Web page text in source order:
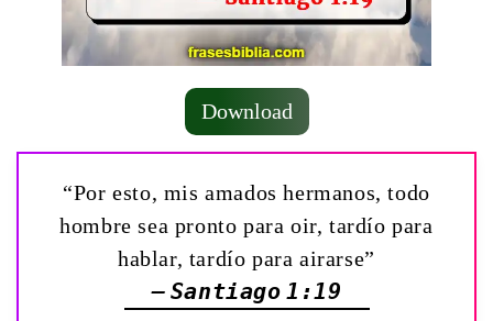
Download
“Por esto, mis amados hermanos, todo
hombre sea pronto para oir, tardío para
hablar, tardío para airarse”
— Santiago 1:19